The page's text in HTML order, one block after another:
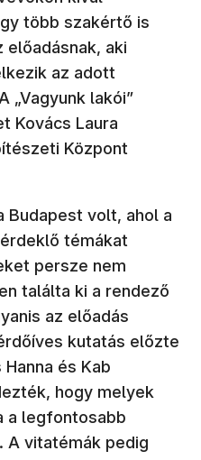
több szakértő is
aki
az adott
„Vagyunk lakói”
Kovács Laura
Központ
Budapest volt, ahol a
témákat
persze nem
találta ki a rendező
az előadás
kutatás előzte
és Kab
hogy melyek
a legfontosabb
A vitatémák pedig